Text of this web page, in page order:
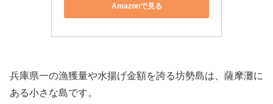
Amazonで見る
兵庫県一の漁獲量や水揚げ金額を誇る坊勢島は、薩摩灘に
ある小さな島です。